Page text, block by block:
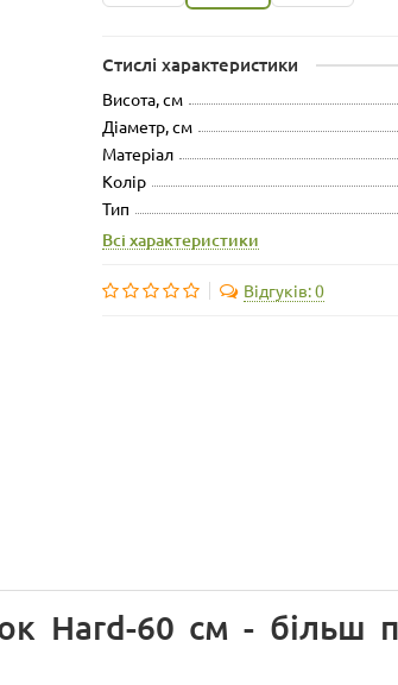
Стислі характеристики
Висота, см
Діаметр, см
Матеріал
Колір
Тип
Всі характеристики
Відгуків: 0
Hard-60 см - більш